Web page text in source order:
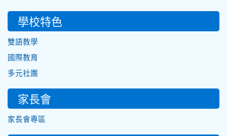
學校特色
雙語教學
國際教育
多元社團
家長會
家長會專區